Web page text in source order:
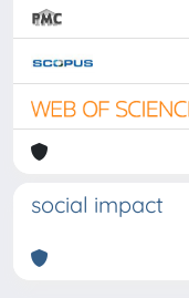
social impact